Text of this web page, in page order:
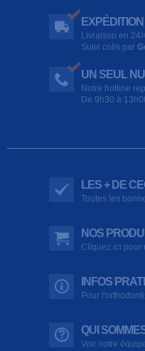
Livraison en
Suivi colis par
UN SEUL
Notre hotline
De 9h30 à
LES + DE
Toutes les
NOS
Cliquez ici pour
INFOS
Pour
QUI
Voir notre